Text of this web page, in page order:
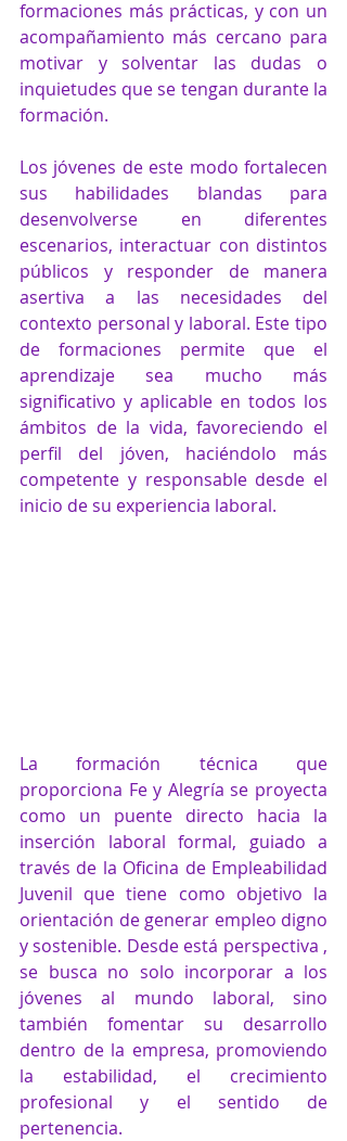
formaciones más prácticas, y con un
acompañamiento más cercano para
motivar y solventar las dudas o
inquietudes que se tengan durante la
formación.
Los jóvenes de este modo fortalecen
sus habilidades blandas para
desenvolverse en diferentes
escenarios, interactuar con distintos
públicos y responder de manera
asertiva a las necesidades del
contexto personal y laboral. Este tipo
de formaciones permite que el
aprendizaje sea mucho más
significativo y aplicable en todos los
ámbitos de la vida, favoreciendo el
perfil del jóven, haciéndolo más
competente y responsable desde el
inicio de su experiencia laboral.
La formación técnica que
proporciona Fe y Alegría se proyecta
como un puente directo hacia la
inserción laboral formal, guiado a
través de la Oficina de Empleabilidad
Juvenil que tiene como objetivo la
orientación de generar empleo digno
y sostenible. Desde está perspectiva ,
se busca no solo incorporar a los
jóvenes al mundo laboral, sino
también fomentar su desarrollo
dentro de la empresa, promoviendo
la estabilidad, el crecimiento
profesional y el sentido de
pertenencia.